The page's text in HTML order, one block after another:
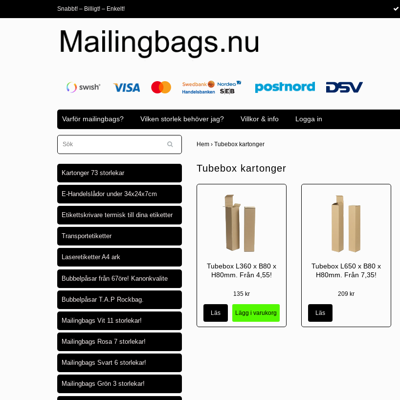
Snabbt! – Billigt! – Enkelt!
Varför mailingbags? Vilken storlek behöver jag? Villkor & info Logga in
Kartonger 73 storlekar
E-Handelslådor under 34x24x7cm
Etikettskrivare termisk till dina etiketter
Transportetiketter
Laseretiketter A4 ark
Bubbelpåsar från 67öre! Kanonkvalite
Bubbelpåsar T.A.P Rockbag.
Mailingbags Vit 11 storlekar!
Mailingbags Rosa 7 storlekar!
Mailingbags Svart 6 storlekar!
Mailingbags Grön 3 storlekar!
Hem › Tubebox kartonger
Tubebox kartonger
Tubebox L360 x B80 x
H80mm. Från 4,55!
135 kr
Läs Lägg i varukorg
Tubebox L650 x B80 x
H80mm. Från 7,35!
209 kr
Läs